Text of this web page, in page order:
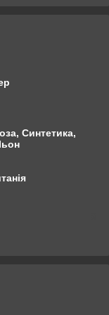
Синтетика,